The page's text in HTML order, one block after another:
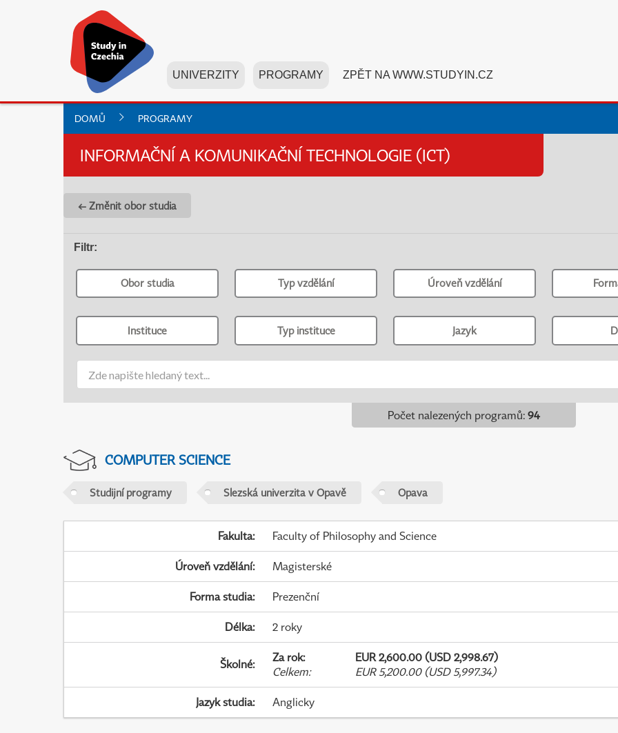
UNIVERZITY PROGRAMY ZPĚT NA WWW.STUDYIN.CZ
DOMŮ PROGRAMY
INFORMAČNÍ A KOMUNIKAČNÍ TECHNOLOGIE (ICT)
← Změnit obor studia
Filtr:
Obor studia Typ vzdělání Úroveň vzdělání
Instituce Typ instituce Jazyk
Počet nalezených programů: 94
COMPUTER SCIENCE
Studijní programy Slezská univerzita v Opavě Opava
Fakulta: Faculty of Philosophy and Science
Úroveň vzdělání: Magisterské
Forma studia: Prezenční
Délka: 2 roky
Školné: Za rok:
EUR 2,600.00 (USD 2,998.67)
Celkem: EUR 5,200.00 (USD 5,997.34)
Jazyk studia: Anglicky